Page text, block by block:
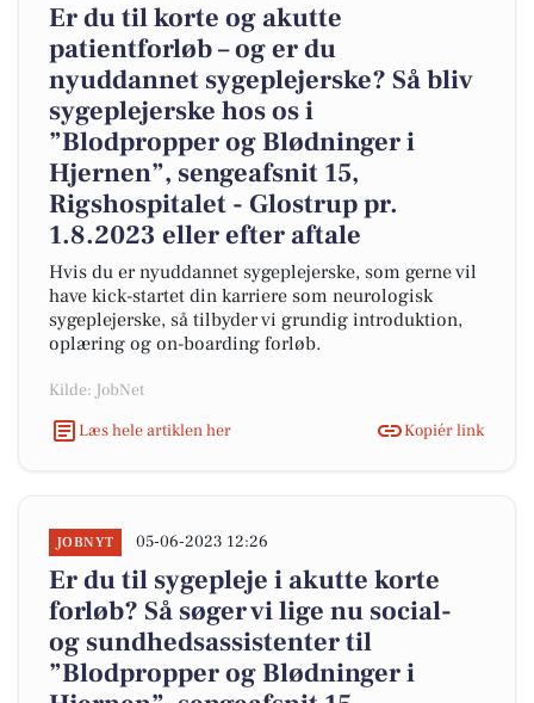
Er du til korte og akutte
patientforløb – og er du
nyuddannet sygeplejerske? Så bliv
sygeplejerske hos os i
”Blodpropper og Blødninger i
Hjernen”, sengeafsnit 15,
Rigshospitalet - Glostrup pr.
1.8.2023 eller efter aftale
Hvis du er nyuddannet sygeplejerske, som gerne vil
have kick-startet din karriere som neurologisk
sygeplejerske, så tilbyder vi grundig introduktion,
oplæring og on-boarding forløb.
Kilde: JobNet
Læs hele artiklen her
Kopiér link
JOBNYT 05-06-2023 12:26
Er du til sygepleje i akutte korte
forløb? Så søger vi lige nu social-
og sundhedsassistenter til
”Blodpropper og Blødninger i